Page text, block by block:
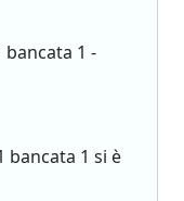
bancata 1 -
bancata 1 si è